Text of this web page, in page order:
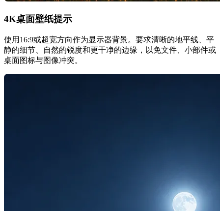
4K桌面壁纸提示
使用16:9或超宽方向作为显示器背景。要求清晰的地平线、平
静的细节、自然的锐度和更干净的边缘，以免文件、小部件或
桌面图标与图像冲突。